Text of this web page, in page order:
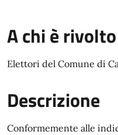
A chi è rivolto
Elettori del Comune di
Descrizione
Conformemente alle